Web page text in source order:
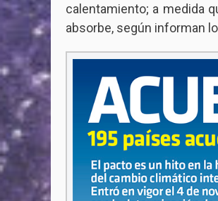
calentamiento; a medida
absorbe, según informan